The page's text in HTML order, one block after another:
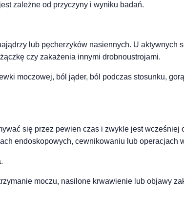
zależne od przyczyny i wyniku badań.
lub pęcherzyków nasiennych. U aktywnych
czy zakażenia innymi drobnoustrojami.
moczowej, ból jąder, ból podczas stosunku,
się przez pewien czas i zwykle jest
endoskopowych, cewnikowaniu lub operacjach
moczu, nasilone krwawienie lub objawy